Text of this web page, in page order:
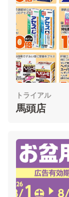
トライアル
馬頭店